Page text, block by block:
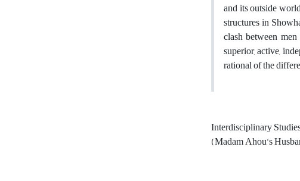
and itsoutside
structures in
clash between
superior, active,
rational of the
Interdisciplinary
(Madam Ahou’s